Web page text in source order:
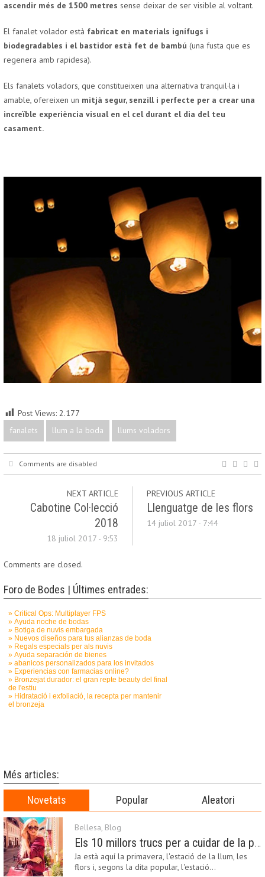
ascendir més de 1500 metres sense deixar de ser visible al voltant.
El fanalet volador està fabricat en materials ignífugs i
biodegradables i el bastidor està fet de bambú (una fusta que es
regenera amb rapidesa).
Els fanalets voladors, que constitueixen una alternativa tranquil·la i
amable, ofereixen un mitjà segur, senzill i perfecte per a crear una
increïble experiència visual en el cel durant el dia del teu
casament.
Post Views: 2.177
fanalets
llum a la boda llums voladors
Comments are disabled
NEXT ARTICLE
Cabotine Col·lecció
2018
18 juliol 2017 - 9:53
PREVIOUS ARTICLE
Llenguatge de les flors
14 juliol 2017 - 7:44
Comments are closed.
Foro de Bodes | Últimes entrades:
Més articles:
Novetats Popular Aleatori
Bellesa, Blog
Els 10 millors trucs per a cuidar de la pell a la primavera
Ja està aquí la primavera, l'estació de la llum, les
flors i, segons la dita popular, l'estació…